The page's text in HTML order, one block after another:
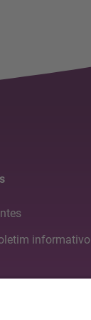
informativo